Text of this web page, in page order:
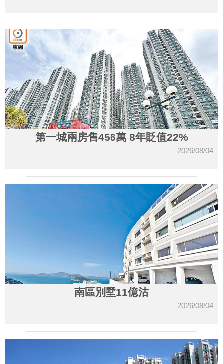
第一城兩房售456萬 8年貶值22%
2026/08/04
南區別墅11億沽
2026/08/04